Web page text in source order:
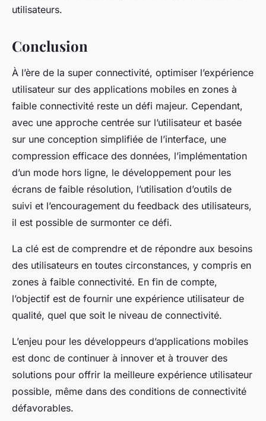
utilisateurs.
Conclusion
À l’ère de la super connectivité, optimiser l’expérience
utilisateur sur des applications mobiles en zones à
faible connectivité reste un défi majeur. Cependant,
avec une approche centrée sur l’utilisateur et basée
sur une conception simplifiée de l’interface, une
compression efficace des données, l’implémentation
d’un mode hors ligne, le développement pour les
écrans de faible résolution, l’utilisation d’outils de
suivi et l’encouragement du feedback des utilisateurs,
il est possible de surmonter ce défi.
La clé est de comprendre et de répondre aux besoins
des utilisateurs en toutes circonstances, y compris en
zones à faible connectivité. En fin de compte,
l’objectif est de fournir une expérience utilisateur de
qualité, quel que soit le niveau de connectivité.
L’enjeu pour les développeurs d’applications mobiles
est donc de continuer à innover et à trouver des
solutions pour offrir la meilleure expérience utilisateur
possible, même dans des conditions de connectivité
défavorables.